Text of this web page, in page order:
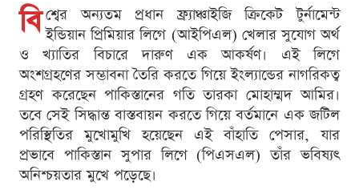
বি শ্বের অন্যতম প্রধান ফ্র্যাঞ্চাইজি ক্রিকেট টুর্নামেন্ট
ইন্ডিয়ান প্রিমিয়ার লিগে (আইপিএল) খেলার সুযোগ অর্থ
ও খ্যাতির বিচারে দারুণ এক আকর্ষণ। এই লিগে
অংশগ্রহণের সম্ভাবনা তৈরি করতে গিয়ে ইংল্যান্ডের নাগরিকত্ব
গ্রহণ করেছেন পাকিস্তানের গতি তারকা মোহাম্মদ আমির।
তবে সেই সিদ্ধান্ত বাস্তবায়ন করতে গিয়ে বর্তমানে এক জটিল
পরিস্থিতির মুখোমুখি হয়েছেন এই বাঁহাতি পেসার, যার
প্রভাবে পাকিস্তান সুপার লিগে (পিএসএল) তাঁর ভবিষ্যৎ
অনিশ্চয়তার মুখে পড়েছে।